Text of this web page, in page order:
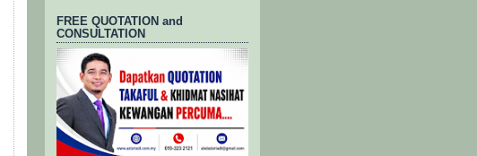
FREE QUOTATION and
CONSULTATION